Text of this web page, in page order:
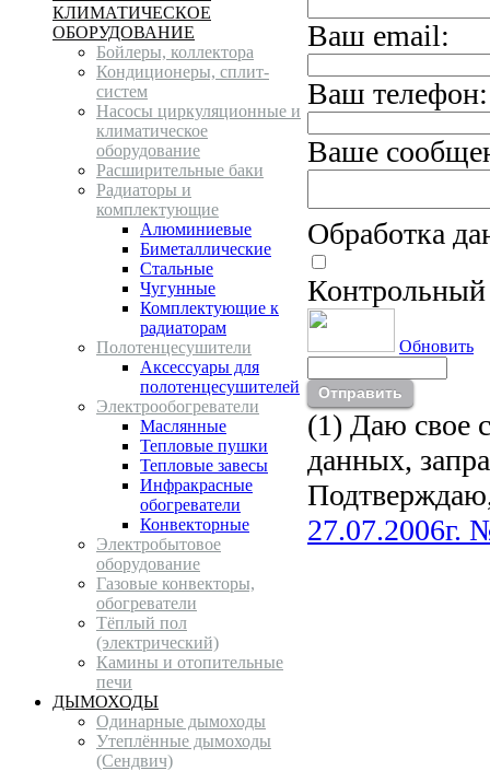
КЛИМАТИЧЕСКОЕ
ОБОРУДОВАНИЕ
Бойлеры, коллектора
Кондиционеры, сплит-
систем
Насосы циркуляционные и
климатическое
оборудование
Расширительные баки
Радиаторы и
комплектующие
Алюминиевые
Биметаллические
Стальные
Чугунные
Комплектующие к
радиаторам
Полотенцесушители
Аксессуары для
полотенцесушителей
Электрообогреватели
Маслянные
Тепловые пушки
Тепловые завесы
Инфракрасные
обогреватели
Конвекторные
Электробытовое
оборудование
Газовые конвекторы,
обогреватели
Тёплый пол
(электрический)
Камины и отопительные
печи
ДЫМОХОДЫ
Одинарные дымоходы
Утеплённые дымоходы
(Сендвич)
Ваш email:
Ваш телефон:
Ваше
Обработка
Контрольный
Обновить
(1) Даю свое
данных,
27.07.2006г.